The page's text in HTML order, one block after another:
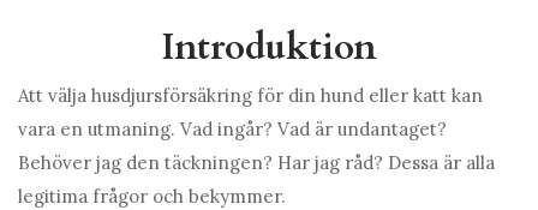
Introduktion
Att välja husdjursförsäkring för din hund eller katt kan
vara en utmaning. Vad ingår? Vad är undantaget?
Behöver jag den täckningen? Har jag råd? Dessa är alla
legitima frågor och bekymmer.